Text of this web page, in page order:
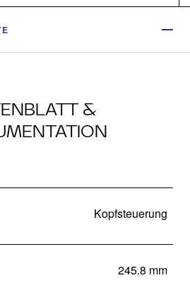
&
Kopfsteuerung
245.8 mm